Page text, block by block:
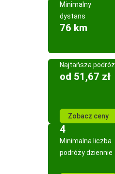
Minimalny
dystans
76 km
Najtańsza podróż
od 51,67 zł
Zobacz ceny
4
Minimalna liczba
podróży dziennie